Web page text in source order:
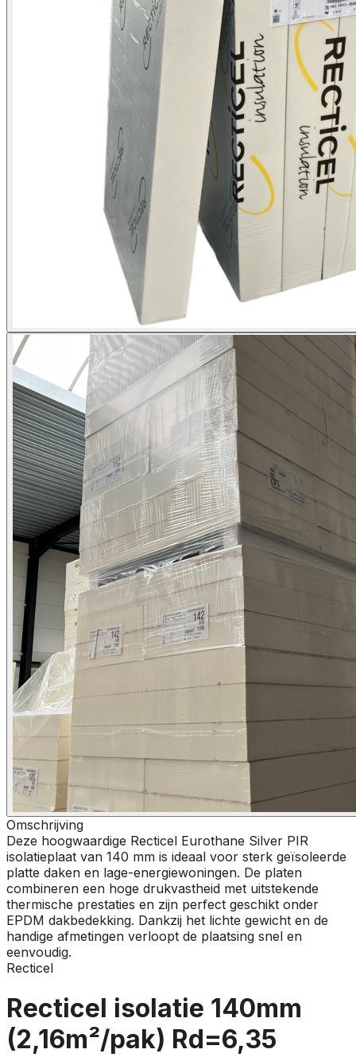
Omschrijving
Deze hoogwaardige Recticel Eurothane Silver PIR
isolatieplaat van 140 mm is ideaal voor sterk geïsoleerde
platte daken en lage-energiewoningen. De platen
combineren een hoge drukvastheid met uitstekende
thermische prestaties en zijn perfect geschikt onder
EPDM dakbedekking. Dankzij het lichte gewicht en de
handige afmetingen verloopt de plaatsing snel en
eenvoudig.
Recticel
Recticel isolatie 140mm
(2,16m²/pak) Rd=6,35